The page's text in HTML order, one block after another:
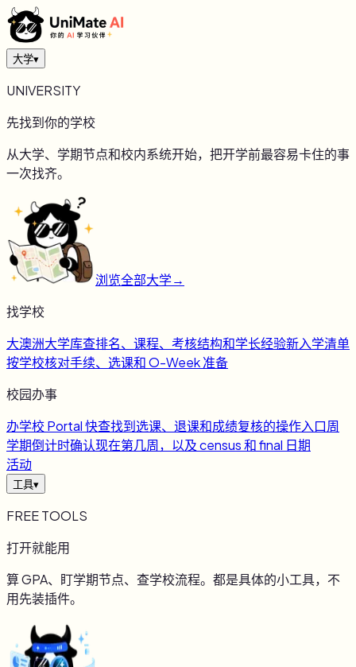
大学▾
UNIVERSITY
先找到你的学校
从大学、学期节点和校内系统开始，把开学前最容易卡住的事
一次找齐。
浏览全部大学→
找学校
大澳洲大学库查排名、课程、考核结构和学长经验新入学清单
按学校核对手续、选课和 O-Week 准备
校园办事
办学校 Portal 快查找到选课、退课和成绩复核的操作入口周
学期倒计时确认现在第几周，以及 census 和 final 日期
活动
工具▾
FREE TOOLS
打开就能用
算 GPA、盯学期节点、查学校流程。都是具体的小工具，不
用先装插件。